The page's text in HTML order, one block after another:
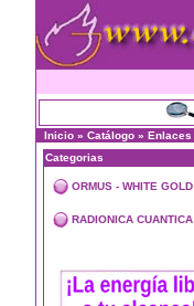
Inicio » Catálogo » Enlaces
Categorias
ORMUS - WHITE GOLD
RADIONICA CUANTICA